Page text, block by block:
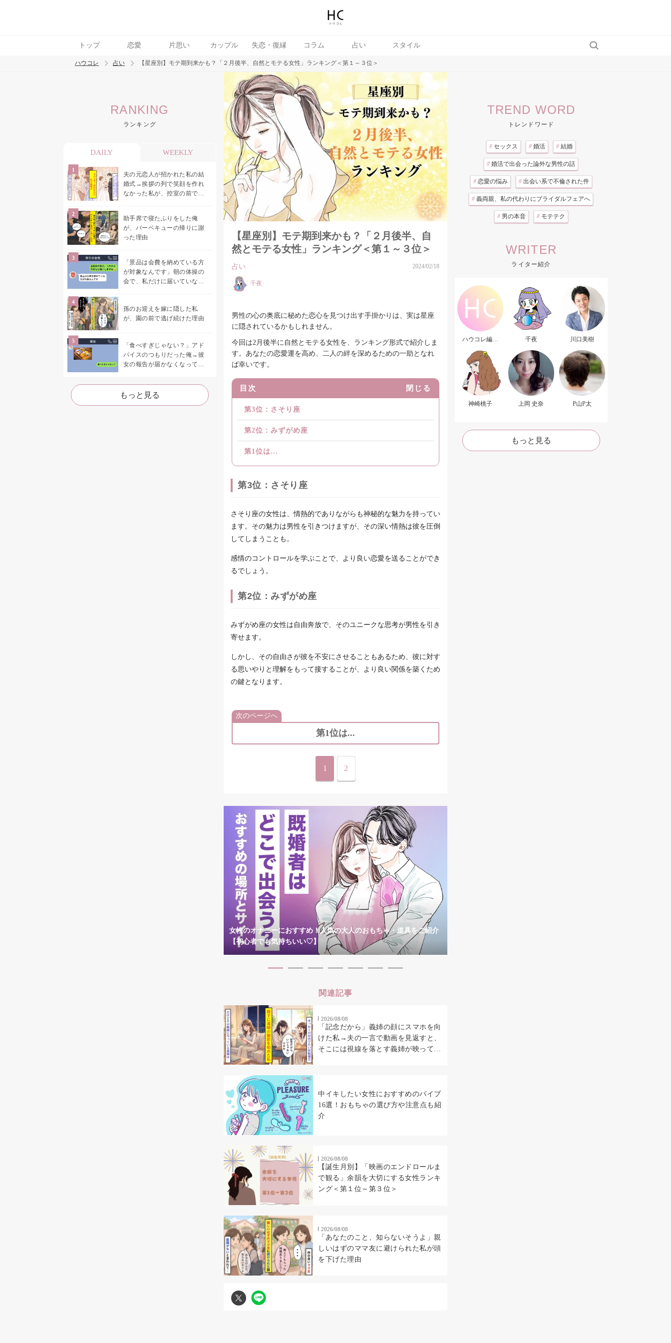
トップ 恋愛 片思い カップル 失恋・復縁 コラム 占い スタイル
トレンド ワード
ハウコレ 占い 【星座別】モテ期到来かも？「２月後半、自然とモテる女性」ランキング＜第１～３位＞
RANKING
ランキング
DAILY WEEKLY
夫の元恋人が招かれた私の結
婚式→挨拶の列で笑顔を作れ
なかった私が、控室の前で彼
助手席で寝たふりをした俺
が、バーベキューの帰りに謝
った理由
「景品は会費を納めている方
が対象なんです」朝の体操の
会で、私だけに届いていなか
孫のお迎えを嫁に隠した私
が、園の前で逃げ続けた理由
「食べすぎじゃない？」アド
バイスのつもりだった俺→彼
女の報告が届かなくなって、
た
もっと見る
【星座別】モテ期到来かも？「２月後半、自
然とモテる女性」ランキング＜第１～３位＞
占い 2024/02/18
千夜
男性の心の奥底に秘めた恋心を見つけ出す手掛かりは、実は星座
に隠されているかもしれません。
今回は2月後半に自然とモテる女性を、ランキング形式で紹介しま
す。あなたの恋愛運を高め、二人の絆を深めるための一助となれ
ば幸いです。
目次 閉じる
第3位：さそり座
第2位：みずがめ座
第1位は...
第3位：さそり座
さそり座の女性は、情熱的でありながらも神秘的な魅力を持ってい
ます。その魅力は男性を引きつけますが、その深い情熱は彼を圧倒
してしまうことも。
感情のコントロールを学ぶことで、より良い恋愛を送ることができ
るでしょう。
第2位：みずがめ座
みずがめ座の女性は自由奔放で、そのユニークな思考が男性を引き
寄せます。
しかし、その自由さが彼を不安にさせることもあるため、彼に対す
る思いやりと理解をもって接することが、より良い関係を築くため
の鍵となります。
次のページへ
第1位は...
1 2
女性のオナニーにおすすめ！人気の大人のおもちゃ・道具をご紹介
【初心者でも気持ちいい♡】
関連記事
2026/08/08
「記念だから」義姉の顔にスマホを向
けた私→夫の一言で動画を見返すと、
そこには視線を落とす義姉が映ってい
中イキしたい女性におすすめのバイブ
16選！おもちゃの選び方や注意点も紹
介
2026/08/08
【誕生月別】「映画のエンドロールま
で観る」余韻を大切にする女性ランキ
ング＜第１位～第３位＞
2026/08/08
「あなたのこと、知らないそうよ」親
しいはずのママ友に避けられた私が頭
を下げた理由
TREND WORD
トレンドワード
# セックス # 婚活 # 結婚
# 婚活で出会った論外な男性の話
# 恋愛の悩み # 出会い系で不倫された件
# 義両親、私の代わりにブライダルフェアへ
# 男の本音 # モテテク
WRITER
ライター紹介
ハウコレ編集
千夜 川口美樹
神崎桃子 上岡 史奈 P山P太
もっと見る